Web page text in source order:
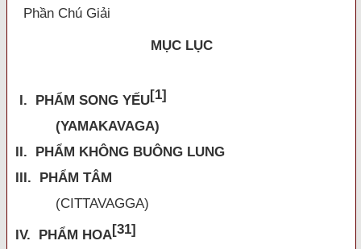
Phần Chú Giải
MỤC LỤC
I. PHẨM SONG YẾU[1]
(YAMAKAVAGA)
II. PHẨM KHÔNG BUÔNG LUNG
III. PHẨM TÂM
(CITTAVAGGA)
IV. PHẨM HOA[31]